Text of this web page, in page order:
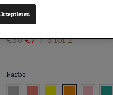
Exklusives Einstecktuch aus
Hingucker in der Brusttasche
Hochzeits Outfit.
€30 €7 / 3 for 2
Farbe